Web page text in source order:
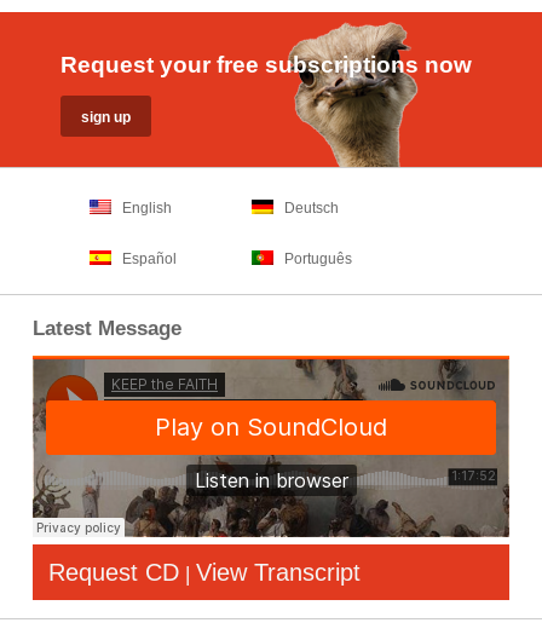
Request your free subscriptions now
English Deutsch
Español Português
Latest Message
Request CD | View Transcript